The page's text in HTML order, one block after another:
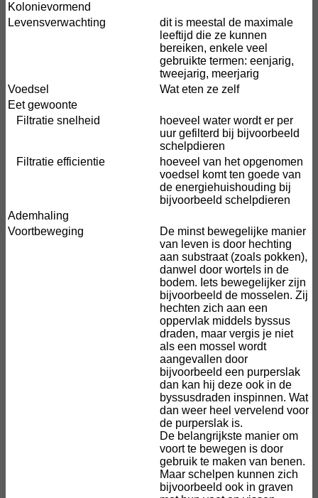
Kolonievormend
Levensverwachting
dit is meestal de maximale
leeftijd die ze kunnen
bereiken, enkele veel
gebruikte termen: eenjarig,
tweejarig, meerjarig
Voedsel
Wat eten ze zelf
Eet gewoonte
Filtratie snelheid
hoeveel water wordt er per
uur gefilterd bij bijvoorbeeld
schelpdieren
Filtratie efficientie
hoeveel van het opgenomen
voedsel komt ten goede van
de energiehuishouding bij
bijvoorbeeld schelpdieren
Ademhaling
Voortbeweging
De minst bewegelijke manier
van leven is door hechting
aan substraat (zoals pokken),
danwel door wortels in de
bodem. Iets bewegelijker zijn
bijvoorbeeld de mosselen. Zij
hechten zich aan een
oppervlak middels byssus
draden, maar vergis je niet
als een mossel wordt
aangevallen door
bijvoorbeeld een purperslak
dan kan hij deze ook in de
byssusdraden inspinnen. Wat
dan weer heel vervelend voor
de purperslak is.
De belangrijkste manier om
voort te bewegen is door
gebruik te maken van benen.
Maar schelpen kunnen zich
bijvoorbeeld ook in graven